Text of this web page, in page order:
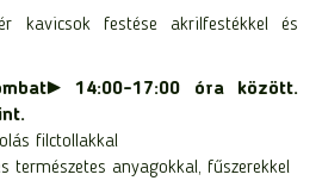
kavicsok festése akrilfestékkel és
14:00-17:00 óra között.
filctollakkal
természetes anyagokkal, fűszerekkel